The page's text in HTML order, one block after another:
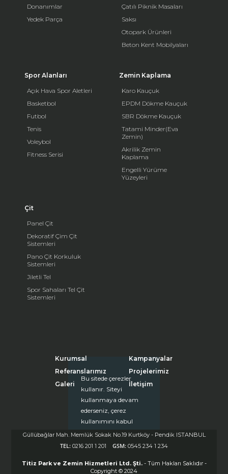
Bu sitede çerezler
kullanır. Siteyi
kullanmaya devam
ederseniz, çerez
kullanımını kabul
etmiş olursunuz.
Daha fazla bilgi için
Kapat (X)
Donanımlar
Yedek Parça
Çatılı Piknik Masaları
Saksı
Otopark Ürünleri
Beton Kent Mobilyaları
Spor Alanları
Açık Hava Spor Aletleri
Basketbol
Futbol
Tenis
Voleybol
Fitness Serisi
Zemin Kaplama
Karo Kauçuk
EPDM Dökme Kauçuk
SBR Dökme Kauçuk
Tatami Minder(Eva
Zemin)
Akrilik Zemin
Kaplama
Engelli Yürüme
Yüzeyleri
Çit
Panel Çit
Dekoratif Çim Çit
Sistemleri
Pano Çit Korkuluk
Sistemleri
Jiletli Tel
Spor Sahaları Tel Çit
Sistemleri
Kurumsal
Kampanyalar
Referanslarımız
Projelerimiz
Galeri
İletişim
Güllübağlar Mah. Memlük Sokak No.19 Kurtköy - Pendik ISTANBUL
TEL: 0216 201 1 201 GSM: 0545 234 1 234
Titiz Park ve Zemin Hizmetleri Ltd. Şti. - Tüm Hakları Saklıdır -
Copyright © 2024